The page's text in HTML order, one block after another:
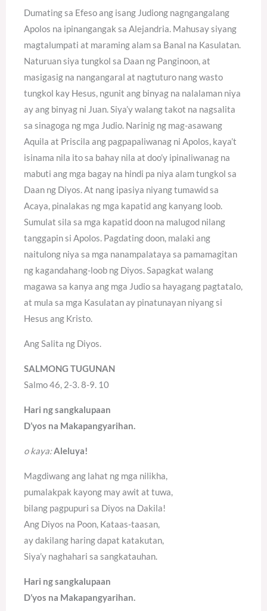
Dumating sa Efeso ang isang Judiong nagngangalang
Apolos na ipinangangak sa Alejandria. Mahusay siyang
magtalumpati at maraming alam sa Banal na Kasulatan.
Naturuan siya tungkol sa Daan ng Panginoon, at
masigasig na nangangaral at nagtuturo nang wasto
tungkol kay Hesus, ngunit ang binyag na nalalaman niya
ay ang binyag ni Juan. Siya’y walang takot na nagsalita
sa sinagoga ng mga Judio. Narinig ng mag-asawang
Aquila at Priscila ang pagpapaliwanag ni Apolos, kaya’t
isinama nila ito sa bahay nila at doo’y ipinaliwanag na
mabuti ang mga bagay na hindi pa niya alam tungkol sa
Daan ng Diyos. At nang ipasiya niyang tumawid sa
Acaya, pinalakas ng mga kapatid ang kanyang loob.
Sumulat sila sa mga kapatid doon na malugod nilang
tanggapin si Apolos. Pagdating doon, malaki ang
naitulong niya sa mga nanampalataya sa pamamagitan
ng kagandahang-loob ng Diyos. Sapagkat walang
magawa sa kanya ang mga Judio sa hayagang pagtatalo,
at mula sa mga Kasulatan ay pinatunayan niyang si
Hesus ang Kristo.
Ang Salita ng Diyos.
SALMONG TUGUNAN
Salmo 46, 2-3. 8-9. 10
Hari ng sangkalupaan
D’yos na Makapangyarihan.
o kaya: Aleluya!
Magdiwang ang lahat ng mga nilikha,
pumalakpak kayong may awit at tuwa,
bilang pagpupuri sa Diyos na Dakila!
Ang Diyos na Poon, Kataas-taasan,
ay dakilang haring dapat katakutan,
Siya’y naghahari sa sangkatauhan.
Hari ng sangkalupaan
D’yos na Makapangyarihan.